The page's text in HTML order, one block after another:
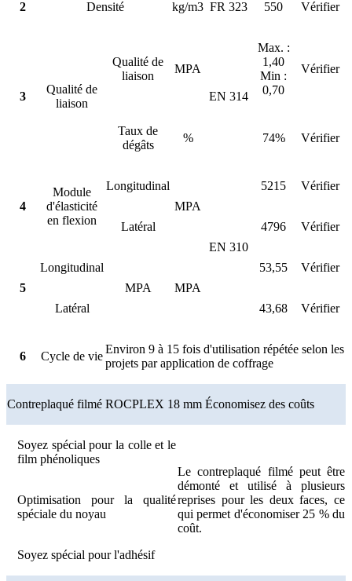
2 Densité kg/m3 FR 323 550 Vérifier
3
Qualité de
liaison
Qualité de
liaison
MPA
EN 314
Max. :
1,40
Min :
0,70
Vérifier
Taux de
dégâts
% 74% Vérifier
4
Module
d'élasticité
en flexion
Longitudinal
MPA
EN 310
5215 Vérifier
Latéral 4796 Vérifier
5
Longitudinal
MPA
MPA
53,55 Vérifier
Latéral 43,68 Vérifier
6 Cycle de vie
Environ 9 à 15 fois d'utilisation répétée selon les
projets par application de coffrage
Contreplaqué filmé ROCPLEX 18 mm Économisez des coûts
Soyez spécial pour la colle et le
film phénoliques
Le contreplaqué filmé peut être
démonté et utilisé à plusieurs
reprises pour les deux faces, ce
qui permet d'économiser 25 % du
coût.
Optimisation pour la qualité
spéciale du noyau
Soyez spécial pour l'adhésif